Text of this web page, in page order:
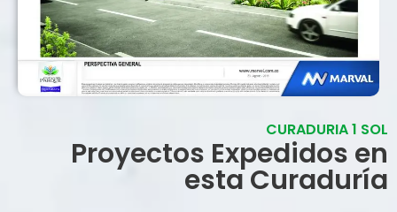
CURADURIA 1 SOL
Proyectos Expedidos en
esta Curaduría